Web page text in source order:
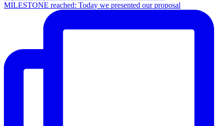
MILESTONE reached: Today we presented our proposal